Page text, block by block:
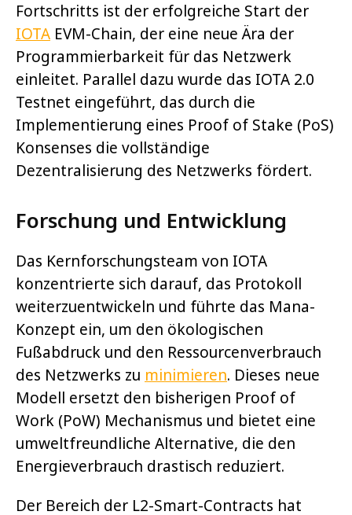
Fortschritts ist der erfolgreiche Start der
IOTA EVM-Chain, der eine neue Ära der
Programmierbarkeit für das Netzwerk
einleitet. Parallel dazu wurde das IOTA 2.0
Testnet eingeführt, das durch die
Implementierung eines Proof of Stake (PoS)
Konsenses die vollständige
Dezentralisierung des Netzwerks fördert.
Forschung und Entwicklung
Das Kernforschungsteam von IOTA
konzentrierte sich darauf, das Protokoll
weiterzuentwickeln und führte das Mana-
Konzept ein, um den ökologischen
Fußabdruck und den Ressourcenverbrauch
des Netzwerks zu minimieren. Dieses neue
Modell ersetzt den bisherigen Proof of
Work (PoW) Mechanismus und bietet eine
umweltfreundliche Alternative, die den
Energieverbrauch drastisch reduziert.
Der Bereich der L2-Smart-Contracts hat